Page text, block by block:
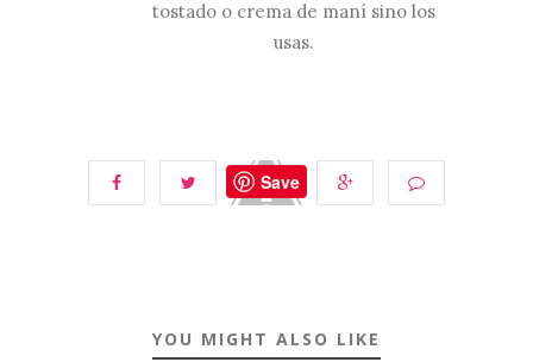
tostado o crema de maní sino los
usas.
Save
YOU MIGHT ALSO LIKE